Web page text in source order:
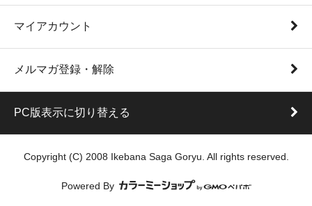
マイアカウント
メルマガ登録・解除
PC版表示に切り替える
Copyright (C) 2008 Ikebana Saga Goryu. All rights reserved.
Powered By